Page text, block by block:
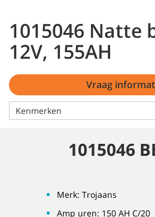
1015046 Natte
12V, 155AH
Vraag
Kenmerken
1015046
Merk: Trojaans
Amp uren: 150 AH C/20